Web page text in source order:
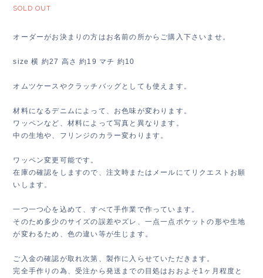
SOLD OUT
オーダーがお決まりの方はお名前の所からご購入下さいませ。
size 横 約27 高さ 約19 マチ 約10
オムツケースやクラッチバッグとしても使えます。
材料になるデニムによって、お色味が変わります。
ワッペンなど、材料によって写真と異なります。
中の生地や、フリンジのカラー変わります。
ワッペン変更可能です。
在庫の確認をしますので、注文時またはメールにてリクエストお願
いします。
一つ一つ心を込めて、すべて手作業で作っています。
そのため多少のサイズの誤差やズレ、一点一点ポケットの形や生地
が変わるため、色の違い等が生じます。
ご入金の確認が取れ次第、製作に入らせていただきます。
完全手作りの為、受注から発送までの目処はおおよそ1ヶ月程度と